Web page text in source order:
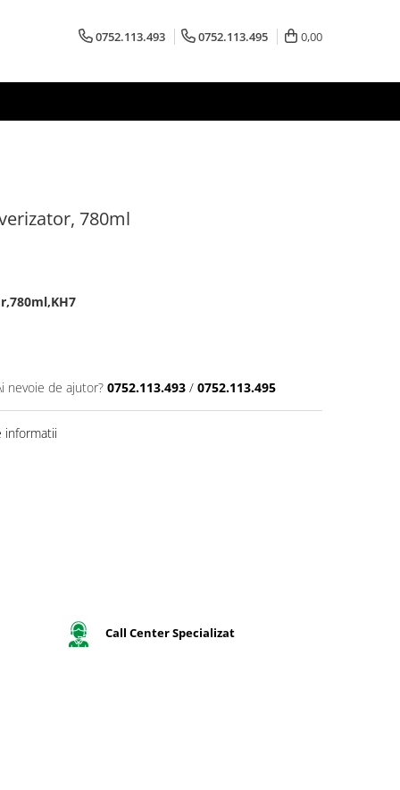
0752.113.493 0752.113.495 0,00
780ml
nevoie de ajutor? 0752.113.493 / 0752.113.495
informatii
Call Center Specializat